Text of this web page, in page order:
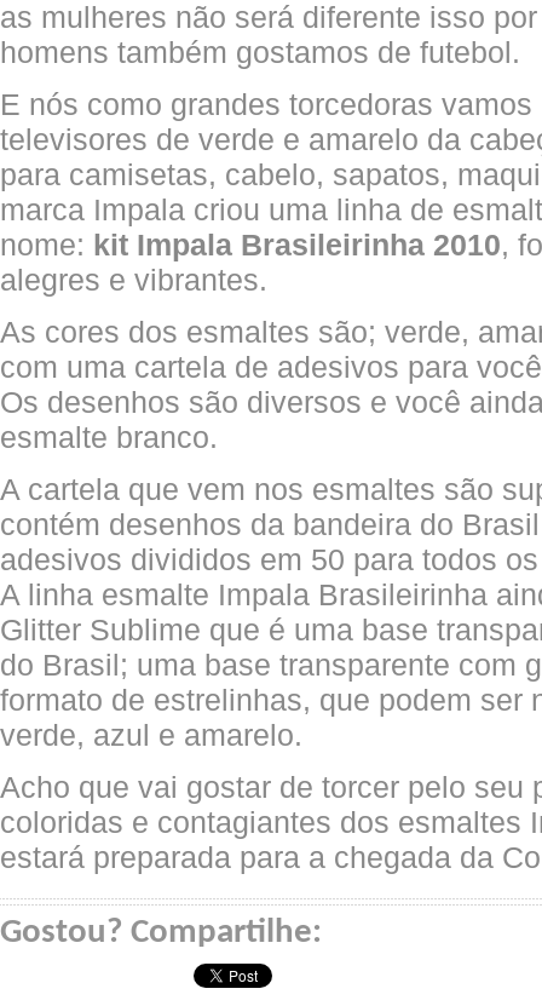
as mulheres não será diferente isso
homens também gostamos de futebol.
E nós como grandes torcedoras
televisores de verde e amarelo da
para camisetas, cabelo, sapatos,
marca Impala criou uma linha de
nome: kit Impala Brasileirinha 2010,
alegres e vibrantes.
As cores dos esmaltes são; verde,
com uma cartela de adesivos para
Os desenhos são diversos e você
esmalte branco.
A cartela que vem nos esmaltes são
contém desenhos da bandeira do
adesivos divididos em 50 para todos
A linha esmalte Impala Brasileirinha
Glitter Sublime que é uma base
do Brasil; uma base transparente com
formato de estrelinhas, que podem ser
verde, azul e amarelo.
Acho que vai gostar de torcer pelo seu
coloridas e contagiantes dos esmaltes
estará preparada para a chegada da
Gostou? Compartilhe: